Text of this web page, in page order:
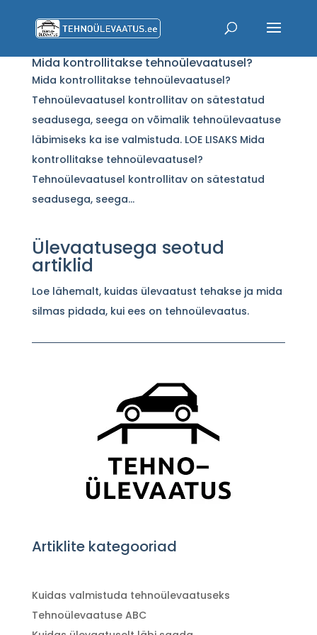
Mida kontrollitakse tehnoülevaatusel?
Mida kontrollitakse tehnoülevaatusel?
Tehnoülevaatusel kontrollitav on sätestatud
seadusega, seega on võimalik tehnoülevaatuse
läbimiseks ka ise valmistuda. LOE LISAKS Mida
kontrollitakse tehnoülevaatusel?
Tehnoülevaatusel kontrollitav on sätestatud
seadusega, seega...
Ülevaatusega seotud
artiklid
Loe lähemalt, kuidas ülevaatust tehakse ja mida
silmas pidada, kui ees on tehnoülevaatus.
Artiklite kategooriad
Kuidas valmistuda tehnoülevaatuseks
Tehnoülevaatuse ABC